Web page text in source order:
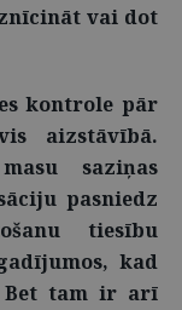
vai dot
kontrole pār
aizstāvībā.
saziņas
pasniedz
tiesību
kad
Bet tam ir arī